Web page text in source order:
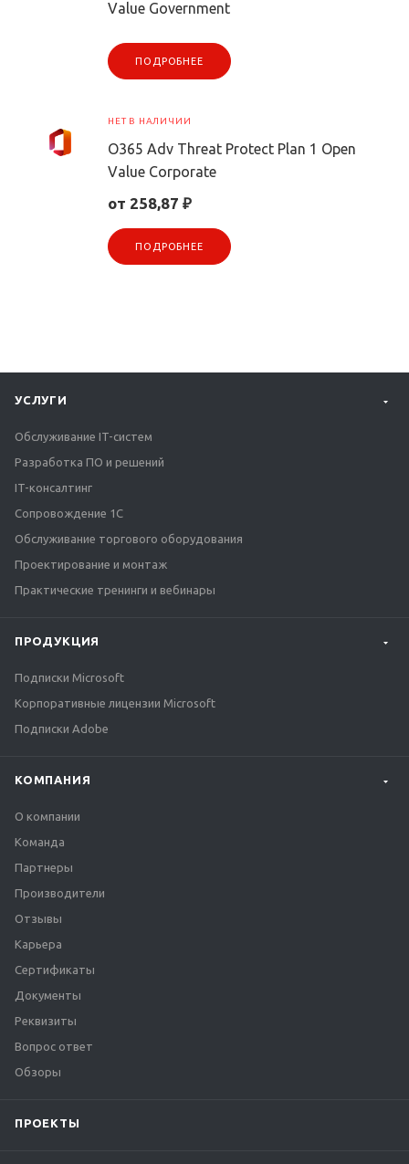
Value Government
ПОДРОБНЕЕ
НЕТ В НАЛИЧИИ
O365 Adv Threat Protect Plan 1 Open
Value Corporate
от 258,87 ₽
ПОДРОБНЕЕ
УСЛУГИ
Обслуживание IT-систем
Разработка ПО и решений
IT-консалтинг
Сопровождение 1С
Обслуживание торгового оборудования
Проектирование и монтаж
Практические тренинги и вебинары
ПРОДУКЦИЯ
Подписки Microsoft
Корпоративные лицензии Microsoft
Подписки Adobe
КОМПАНИЯ
О компании
Команда
Партнеры
Производители
Отзывы
Карьера
Сертификаты
Документы
Реквизиты
Вопрос ответ
Обзоры
ПРОЕКТЫ